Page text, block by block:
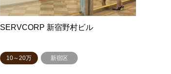
SERVCORP 新宿野村ビル
10～20万 新宿区